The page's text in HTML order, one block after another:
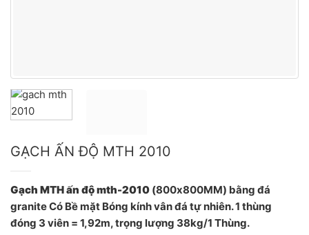
GẠCH ẤN ĐỘ MTH 2010
Gạch MTH ấn độ mth-2010 (800x800MM) bằng đá
granite Có Bề mặt Bóng kính vân đá tự nhiên. 1 thùng
đóng 3 viên = 1,92m, trọng lượng 38kg/1 Thùng.